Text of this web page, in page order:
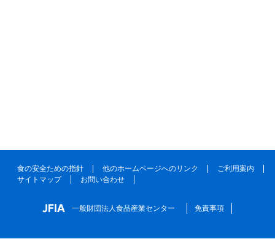
食の安全ための指針 他のホームページへのリンク
ご利用案内
サイトマップ
お問い合わせ
一般財団法人食品産業センター 免責事項